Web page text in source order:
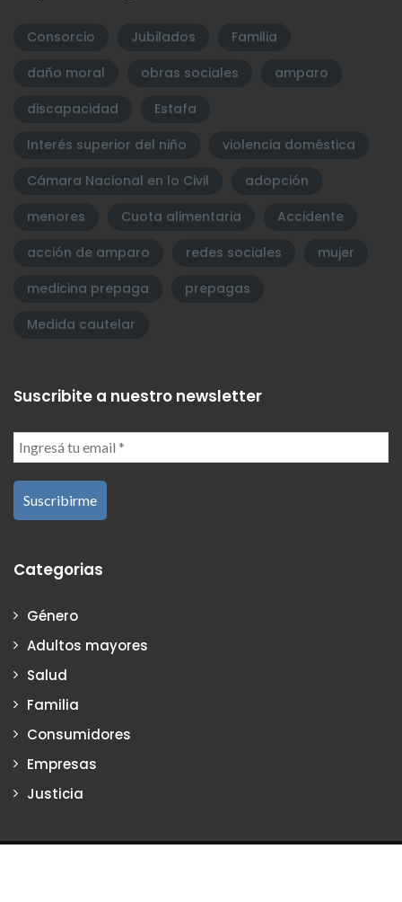
Consorcio Jubilados
Familia
daño moral
obras sociales
amparo
discapacidad
Estafa
Interés superior del niño
violencia doméstica
Cámara Nacional en lo Civil
adopción
menores
Cuota alimentaria
Accidente
acción de amparo
redes sociales
mujer
medicina prepaga
prepagas
Medida cautelar
Suscribite a nuestro newsletter
Categorias
Género
Adultos mayores
Salud
Familia
Consumidores
Empresas
Justicia